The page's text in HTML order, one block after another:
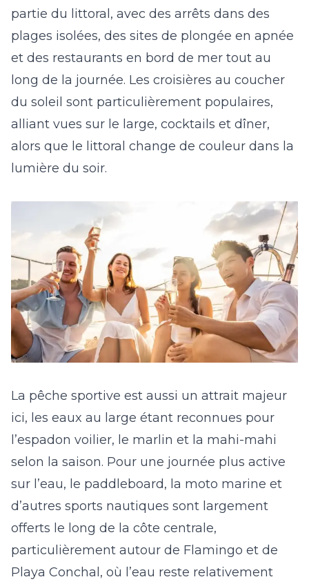
partie du littoral, avec des arrêts dans des
plages isolées, des sites de plongée en apnée
et des restaurants en bord de mer tout au
long de la journée. Les croisières au coucher
du soleil sont particulièrement populaires,
alliant vues sur le large, cocktails et dîner,
alors que le littoral change de couleur dans la
lumière du soir.
La pêche sportive est aussi un attrait majeur
ici, les eaux au large étant reconnues pour
l’espadon voilier, le marlin et la mahi-mahi
selon la saison. Pour une journée plus active
sur l’eau, le paddleboard, la moto marine et
d’autres sports nautiques sont largement
offerts le long de la côte centrale,
particulièrement autour de Flamingo et de
Playa Conchal, où l’eau reste relativement